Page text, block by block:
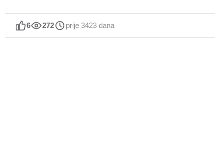
6 272 prije 3423 dana